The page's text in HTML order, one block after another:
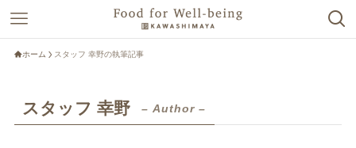
ホーム スタッフ 幸野の執筆記事
スタッフ 幸野 – Author –